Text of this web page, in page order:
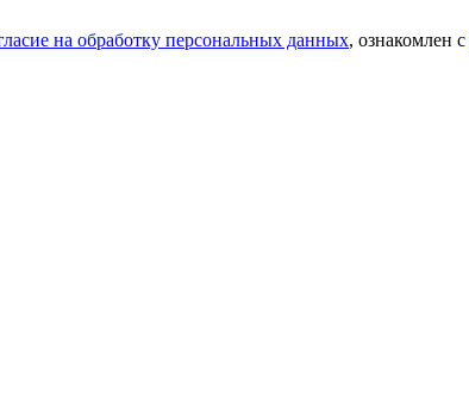
на обработку персональных данных, ознакомлен с